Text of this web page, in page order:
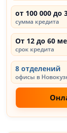
от 100 000 до
сумма кредита
От 12 до 60
срок кредита
8 отделений
офисы в